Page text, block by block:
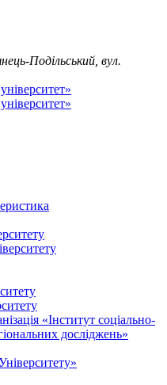
Подільський, вул.
«Інститут соціально-
досліджень»